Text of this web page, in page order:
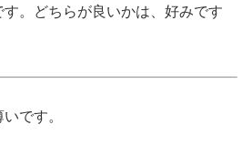
。どちらが良いかは、好みです
です。